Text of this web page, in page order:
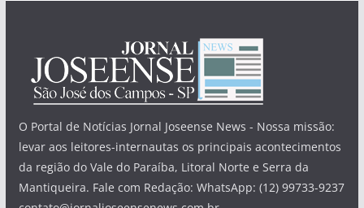
O Portal de Notícias Jornal Joseense News - Nossa missão:
levar aos leitores-internautas os principais acontecimentos
da região do Vale do Paraíba, Litoral Norte e Serra da
Mantiqueira. Fale com Redação: WhatsApp: (12) 99733-9237